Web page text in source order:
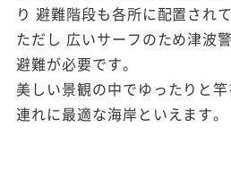
り 避難階段も各所に配置されて
ただし 広いサーフのため津波
避難が必要です。
美しい景観の中でゆったりと
連れに最適な海岸といえます。